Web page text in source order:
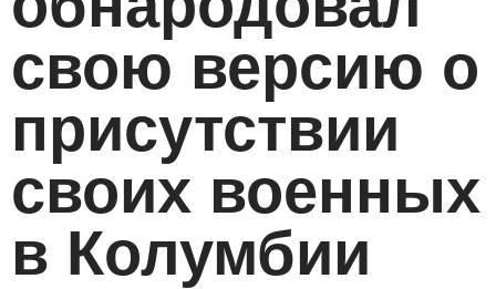
свою версию о
присутствии
своих военных
в Колумбии